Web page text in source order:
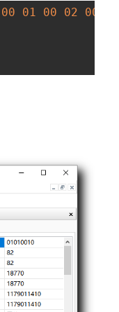
00 01 00 02 00